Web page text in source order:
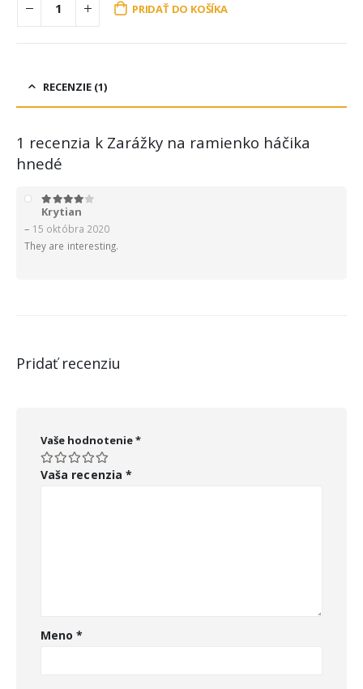
PRIDAŤ DO KOŠÍKA
RECENZIE (1)
1 recenzia k Zarážky na ramienko háčika
hnedé
4z 5
Krytian
– 15 októbra 2020
They are interesting.
Pridať recenziu
Vaše hodnotenie*
Vaša recenzia *
Meno*